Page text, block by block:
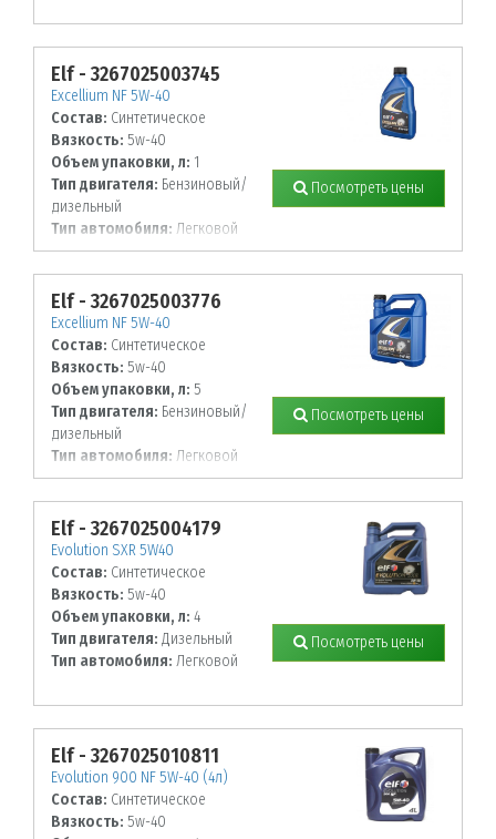
Elf - 3267025003745
Excellium NF 5W-40
Состав: Синтетическое
Вязкость: 5w-40
Объем упаковки, л: 1
Тип двигателя: Бензиновый/
дизельный
Тип автомобиля: Легковой
Посмотреть цены
Elf - 3267025003776
Excellium NF 5W-40
Состав: Синтетическое
Вязкость: 5w-40
Объем упаковки, л: 5
Тип двигателя: Бензиновый/
дизельный
Тип автомобиля: Легковой
Посмотреть цены
Elf - 3267025004179
Evolution SXR 5W40
Состав: Синтетическое
Вязкость: 5w-40
Объем упаковки, л: 4
Тип двигателя: Дизельный
Тип автомобиля: Легковой
Посмотреть цены
Elf - 3267025010811
Evolution 900 NF 5W-40 (4л)
Состав: Синтетическое
Вязкость: 5w-40